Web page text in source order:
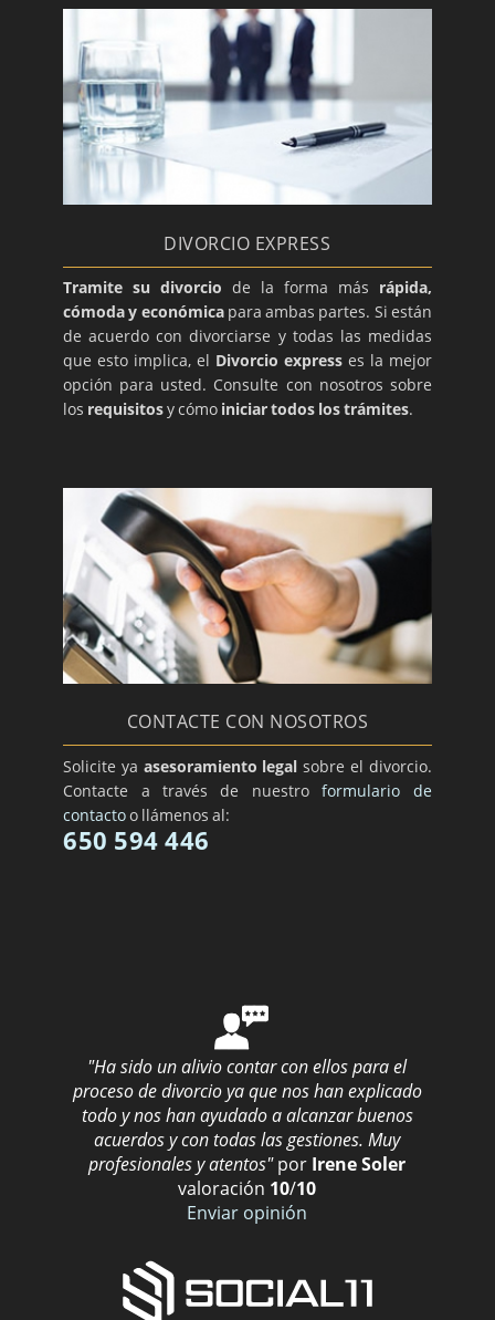
DIVORCIO EXPRESS
Tramite su divorcio de la forma más rápida,
cómoda y económicapara ambas partes. Si están
de acuerdo con divorciarse y todas las medidas
que esto implica, el Divorcio expresses la mejor
opción para usted. Consulte con nosotros sobre
los requisitosy cómo iniciar todos los trámites.
CONTACTE CON NOSOTROS
Solicite ya asesoramiento legal sobre el divorcio.
Contacte a través de nuestroformulario de
contactoo llámenos al:
650 594 446
"Ha sido un alivio contar con ellos para el
proceso de divorcio ya que nos han explicado
todo y nos han ayudado a alcanzar buenos
acuerdos y con todas las gestiones. Muy
profesionales y atentos" por Irene Soler
valoración 10/10
Enviar opinión